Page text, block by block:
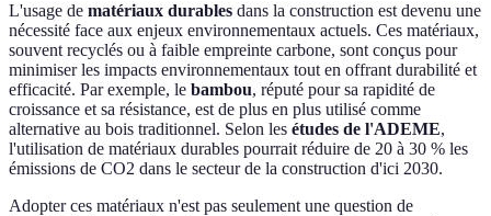
L'usage de matériaux durables dans la construction est devenu une
nécessité face aux enjeux environnementaux actuels. Ces matériaux,
souvent recyclés ou à faible empreinte carbone, sont conçus pour
minimiser les impacts environnementaux tout en offrant durabilité et
efficacité. Par exemple, le bambou, réputé pour sa rapidité de
croissance et sa résistance, est de plus en plus utilisé comme
alternative au bois traditionnel. Selon les études de l'ADEME,
l'utilisation de matériaux durables pourrait réduire de 20 à 30 % les
émissions de CO2 dans le secteur de la construction d'ici 2030.
Adopter ces matériaux n'est pas seulement une question de